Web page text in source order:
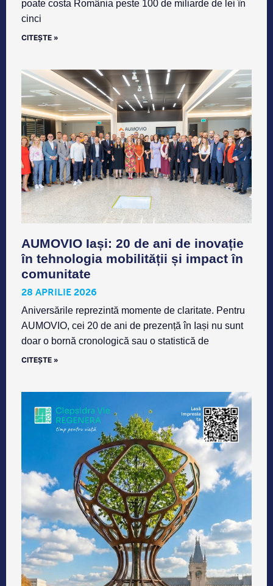
poate costa România peste 100 de miliarde de lei în
cinci
CITEȘTE »
AUMOVIO Iași: 20 de ani de inovație
în tehnologia mobilității și impact în
comunitate
28 APRILIE 2026
Aniversările reprezintă momente de claritate. Pentru
AUMOVIO, cei 20 de ani de prezență în Iași nu sunt
doar o bornă cronologică sau o statistică de
CITEȘTE »